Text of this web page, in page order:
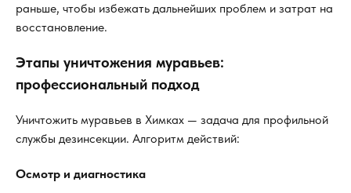
раньше, чтобы избежать дальнейших проблем и затрат на
восстановление.
Этапы уничтожения муравьев:
профессиональный подход
Уничтожить муравьев в Химках — задача для профильной
службы дезинсекции. Алгоритм действий:
Осмотр и диагностика